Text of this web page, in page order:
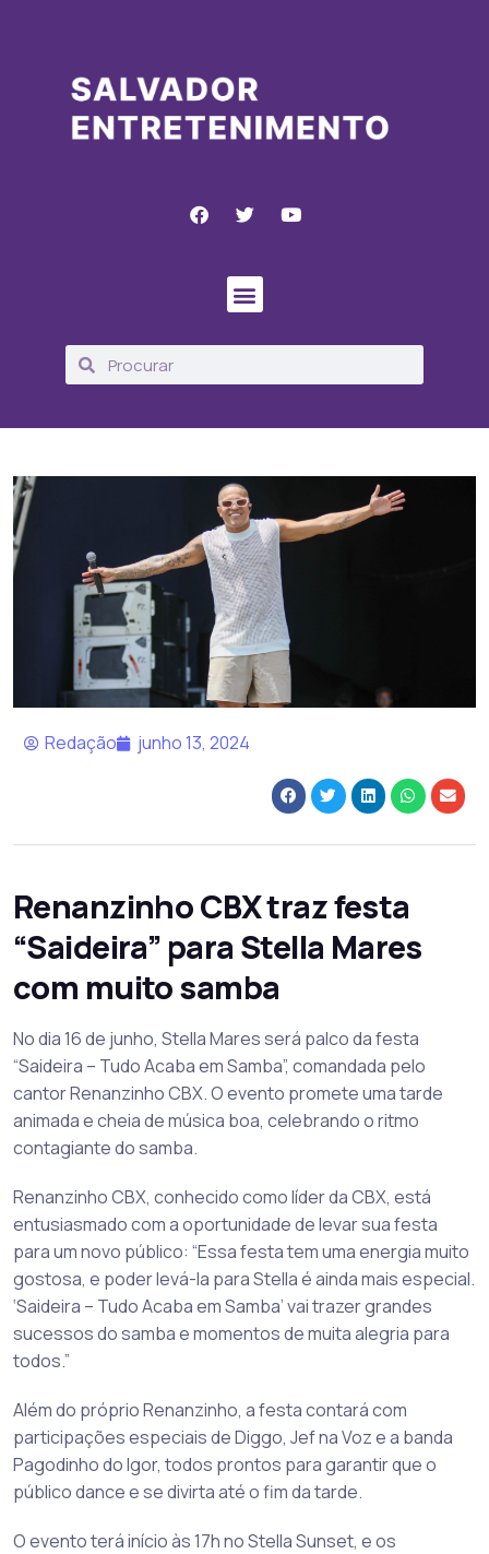
Redação junho 13, 2024
Renanzinho CBX traz festa
“Saideira” para Stella Mares
com muito samba
No dia 16 de junho, Stella Mares será palco da festa
“Saideira – Tudo Acaba em Samba”, comandada pelo
cantor Renanzinho CBX. O evento promete uma tarde
animada e cheia de música boa, celebrando o ritmo
contagiante do samba.
Renanzinho CBX, conhecido como líder da CBX, está
entusiasmado com a oportunidade de levar sua festa
para um novo público: “Essa festa tem uma energia muito
gostosa, e poder levá-la para Stella é ainda mais especial.
‘Saideira – Tudo Acaba em Samba’ vai trazer grandes
sucessos do samba e momentos de muita alegria para
todos.”
Além do próprio Renanzinho, a festa contará com
participações especiais de Diggo, Jef na Voz e a banda
Pagodinho do Igor, todos prontos para garantir que o
público dance e se divirta até o fim da tarde.
O evento terá início às 17h no Stella Sunset, e os